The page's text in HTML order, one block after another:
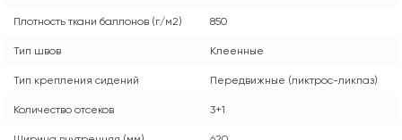
Плотность ткани баллонов (г/м2) 850
Тип швов Клеенные
Тип крепления сидений Передвижные (ликтрос-ликпаз)
Количество отсеков 3+1